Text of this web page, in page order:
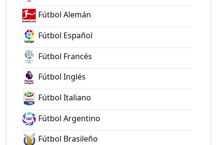
Fútbol Alemán
Fútbol Español
Fútbol Francés
Fútbol Inglés
Fútbol Italiano
Fútbol Argentino
Fútbol Brasileño